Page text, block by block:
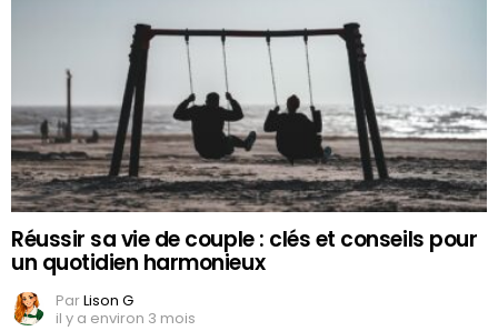
Réussir sa vie de couple : clés et conseils pour
un quotidien harmonieux
ParLison G
il y a environ 3 mois